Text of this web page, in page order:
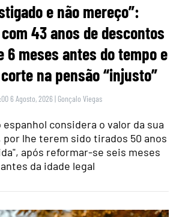
e não mereço”:
43 anos de descontos
6 meses antes do tempo e
na pensão “injusto”
6 Agosto, 2026 | Gonçalo Viegas
considera o valor da sua
lhe terem sido tirados 50 anos
após reformar-se seis meses
antes da idade legal